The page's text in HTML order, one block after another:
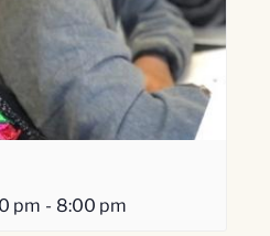
pm - 8:00 pm